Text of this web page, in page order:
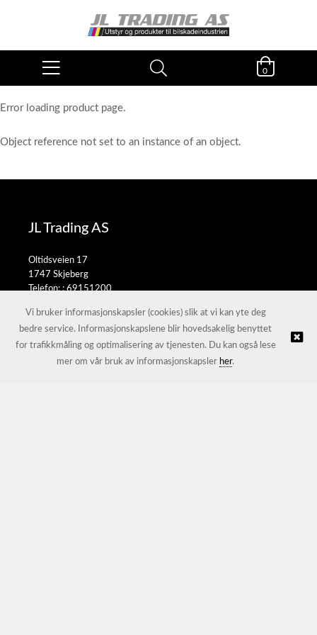
0
Error loading product page.
Object reference not set to an instance of an object.
JL Trading AS
Oltidsveien 17
1747 Skjeberg
Telefon: :69151200
© JL Trading AS |Nettbutikk levert av Kréatif
Vi bruker informasjonskapsler (cookies) slik at vi kan yte deg
bedre service. Informasjonskapslene blir hovedsakelig benyttet
for trafikkmåling og optimalisering av tjenesten. Du kan også lese
mer om vår bruk av informasjonskapsler her.